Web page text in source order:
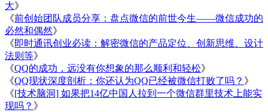
大》
《前创始团队成员分享：盘点微信的前世今生——微信成功的
必然和偶然》
《即时通讯创业必读：解密微信的产品定位、创新思维、设计
法则等》
《QQ的成功，远没有你想象的那么顺利和轻松》
《QQ现状深度剖析：你还认为QQ已经被微信打败了吗？ 》
《[技术脑洞] 如果把14亿中国人拉到一个微信群里技术上能实
现吗？ 》